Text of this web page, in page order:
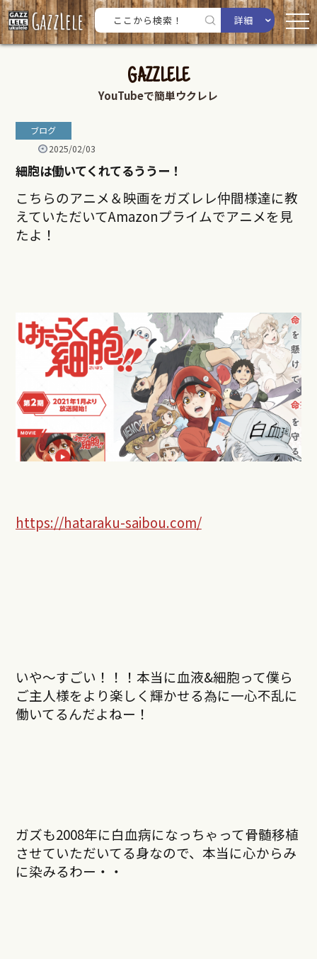
詳細
GAZZLELE
YouTubeで簡単ウクレレ
ブログ
2025/02/03
細胞は働いてくれてるううー！
こちらのアニメ＆映画をガズレレ仲間様達に教
えていただいてAmazonプライムでアニメを見
たよ！
https://hataraku-saibou.com/
いや〜すごい！！！本当に血液&細胞って僕ら
ご主人様をより楽しく輝かせる為に一心不乱に
働いてるんだよねー！
ガズも2008年に白血病になっちゃって骨髄移植
させていただいてる身なので、本当に心からみ
に染みるわー・・